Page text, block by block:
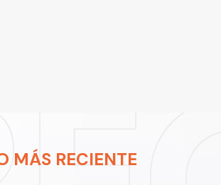
MÁS RECIENTE